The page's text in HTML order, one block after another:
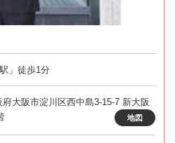
」徒歩1分
大阪市淀川区西中島3-15-7 新大阪
地図